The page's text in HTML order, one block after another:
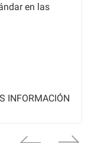
en las
INFORMACIÓN